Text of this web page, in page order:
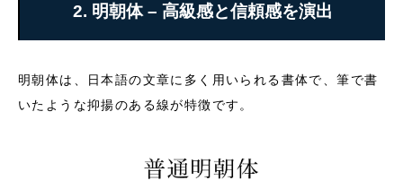
2. 明朝体 – 高級感と信頼感を演出
明朝体は、日本語の文章に多く用いられる書体で、筆で書
いたような抑揚のある線が特徴です。